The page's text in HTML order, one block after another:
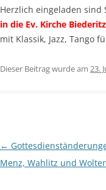
Herzlich eingeladen sind
in die Ev. Kirche Biederitz
mit Klassik, Jazz, Tango
Dieser Beitrag wurde am 23.
Beitragsnavigation
←
Menz, Wahlitz und